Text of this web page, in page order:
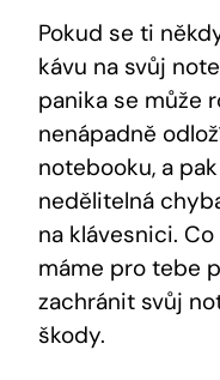
Pokud se ti
kávu na svůj
panika se může
nenápadně
notebooku, a
nedělitelná
na klávesnici.
máme pro tebe
zachránit svůj
škody.